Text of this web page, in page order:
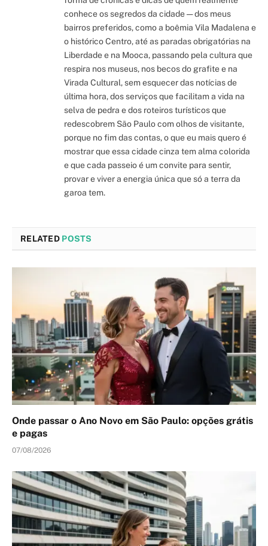
conhece os segredos da cidade — dos meus
bairros preferidos, como a boêmia Vila Madalena e
o histórico Centro, até as paradas obrigatórias na
Liberdade e na Mooca, passando pela cultura que
respira nos museus, nos becos do grafite e na
Virada Cultural, sem esquecer das notícias de
última hora, dos serviços que facilitam a vida na
selva de pedra e dos roteiros turísticos que
redescobrem São Paulo com olhos de visitante,
porque no fim das contas, o que eu mais quero é
mostrar que essa cidade cinza tem alma colorida
e que cada passeio é um convite para sentir,
provar e viver a energia única que só a terra da
garoa tem.
RELATED POSTS
Onde passar o Ano Novo em São Paulo: opções grátis
e pagas
07/08/2026